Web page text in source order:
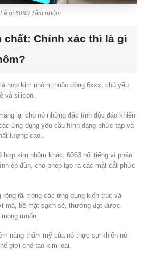
Là gì 6063 Tấm nhôm
chất: Chính xác thì là gì
hợp kim nhôm thuộc dòng 6xxx, chủ yếu
và silicon.
lại cho nó những đặc tính độc đáo khiến
ứng dụng yêu cầu hình dạng phức tạp và
lượng cao..
hợp kim nhôm khác, 6063 nổi tiếng vì phản
ép đùn, cho phép tạo ra các mặt cắt phức
rộng rãi trong các ứng dụng kiến ​​trúc và
mà, bề mặt sạch sẽ, thường đạt được
muốn.
năng thẩm mỹ của nó thực sự khiến nó
giới chế tạo kim loại.